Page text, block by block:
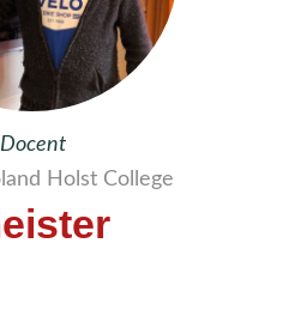
Docent
Holst College